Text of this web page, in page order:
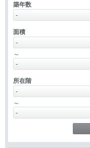
築年数
面積
～
所在階
～